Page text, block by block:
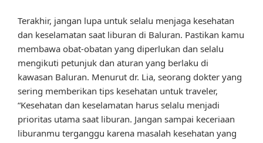
Terakhir, jangan lupa untuk selalu menjaga kesehatan
dan keselamatan saat liburan di Baluran. Pastikan kamu
membawa obat-obatan yang diperlukan dan selalu
mengikuti petunjuk dan aturan yang berlaku di
kawasan Baluran. Menurut dr. Lia, seorang dokter yang
sering memberikan tips kesehatan untuk traveler,
“Kesehatan dan keselamatan harus selalu menjadi
prioritas utama saat liburan. Jangan sampai keceriaan
liburanmu terganggu karena masalah kesehatan yang